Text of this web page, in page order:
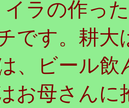
イラの作っ
です。耕大
、ビール飲
お母さんに